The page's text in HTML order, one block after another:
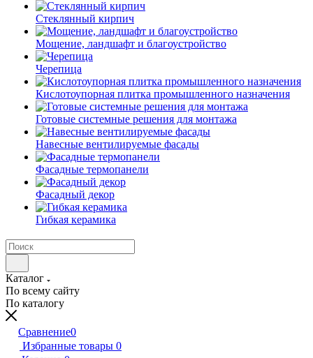
Cтеклянный кирпич
Мощение, ландшафт и благоустройство
Черепица
Кислотоупорная плитка промышленного назначения
Готовые системные решения для монтажа
Навесные вентилируемые фасады
Фасадные термопанели
Фасадный декор
Гибкая керамика
Каталог
По всему сайту
По каталогу
Сравнение0
Избранные товары 0